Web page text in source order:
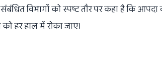
विभागों को स्पष्ट तौर पर कहा है कि आपदा
हर हाल में रोका जाए।